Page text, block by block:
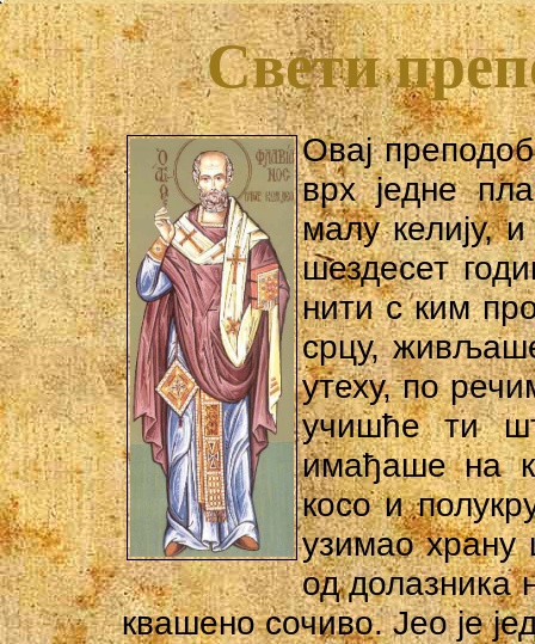
Свети
Овaj
врх једне
малу келију,
шездесет
нити с ким
срцу,
утеху, по
учишће ти
имађаше на
косо и
узимао храну
од долазника
квашено сочиво. Јео је